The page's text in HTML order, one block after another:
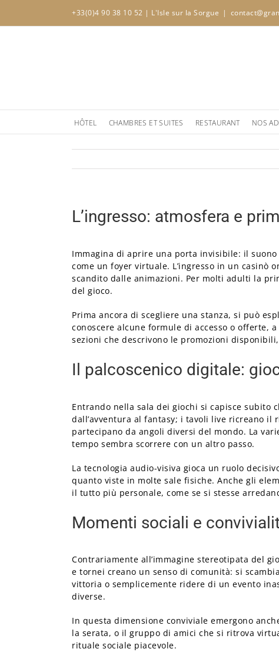
content
+33(0)4 90 38 10 52 | L'Isle sur la Sorgue |
HÔTEL CHAMBRES ET SUITES RESTAURANT NOS
L’ingresso: atmosfera e
Immagina di aprire una porta invisibile: il
come un foyer virtuale. L’ingresso in un
scandito dalle animazioni. Per molti adulti la
del gioco.
Prima ancora di scegliere una stanza, si può
conoscere alcune formule di accesso o offerte,
sezioni che descrivono le promozioni
Il palcoscenico digitale:
Entrando nella sala dei giochi si capisce subito
dall’avventura al fantasy; i tavoli live ricreano
partecipano da angoli diversi del mondo. La
tempo sembra scorrere con un altro passo.
La tecnologia audio-visiva gioca un ruolo
quanto viste in molte sale fisiche. Anche gli
il tutto più personale, come se si stesse
Momenti sociali e
Contrariamente all’immagine stereotipata del
e tornei creano un senso di comunità: si
vittoria o semplicemente ridere di un evento
diverse.
In questa dimensione conviviale emergono
la serata, o il gruppo di amici che si ritrova
rituale sociale piacevole.